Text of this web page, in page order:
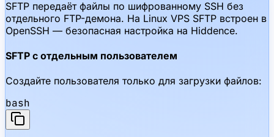
SFTP передаёт файлы по шифрованному SSH без
отдельного FTP-демона. На Linux VPS SFTP встроен в
OpenSSH — безопасная настройка на Hiddence.
SFTP с отдельным пользователем
Создайте пользователя только для загрузки файлов:
bash